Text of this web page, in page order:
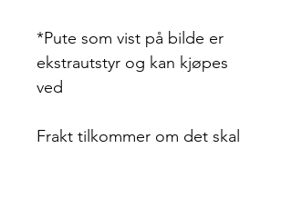
*Pute som vist på bilde er
ekstrautstyr og kan kjøpes
ved
Frakt tilkommer om det skal